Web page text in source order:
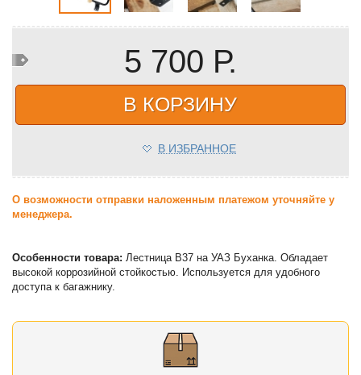
5 700 Р.
В КОРЗИНУ
В ИЗБРАННОЕ
О возможности отправки наложенным платежом уточняйте у
менеджера.
Особенности товара: Лестница B37 на УАЗ Буханка. Обладает
высокой коррозийной стойкостью. Используется для удобного
доступа к багажнику.